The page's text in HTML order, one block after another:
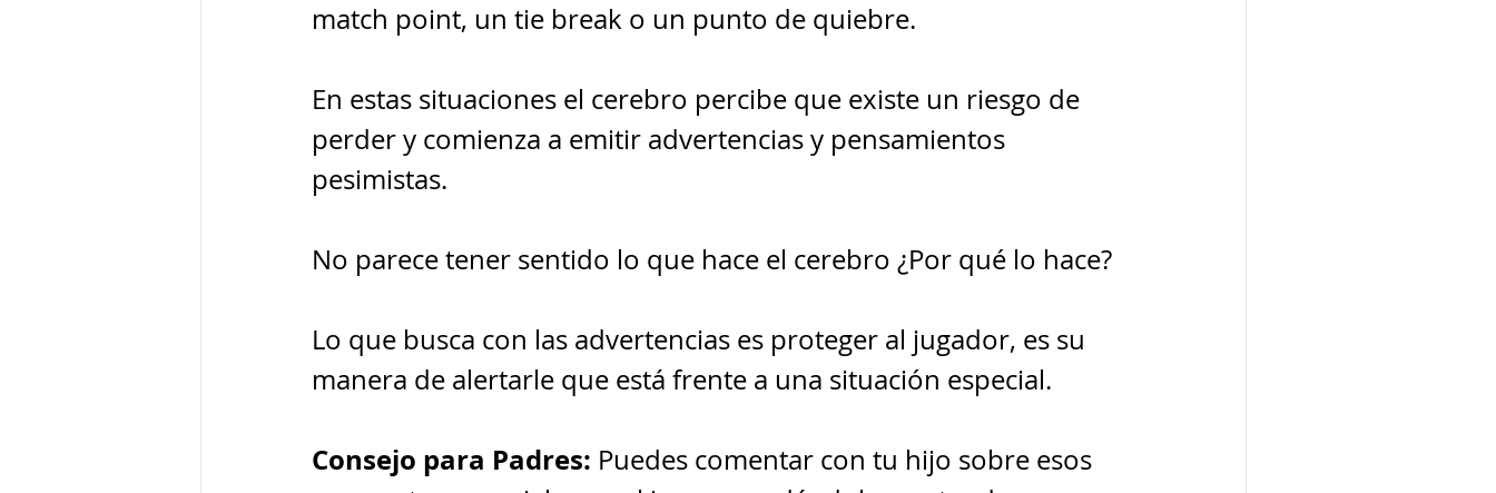
match point, un tie break o un punto de quiebre.
En estas situaciones el cerebro percibe que existe un riesgo de
perder y comienza a emitir advertencias y pensamientos
pesimistas.
No parece tener sentido lo que hace el cerebro ¿Por qué lo hace?
Lo que busca con las advertencias es proteger al jugador, es su
manera de alertarle que está frente a una situación especial.
Consejo para Padres: Puedes comentar con tu hijo sobre esos